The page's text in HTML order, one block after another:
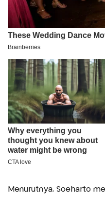
Menurutnya, Soeharto